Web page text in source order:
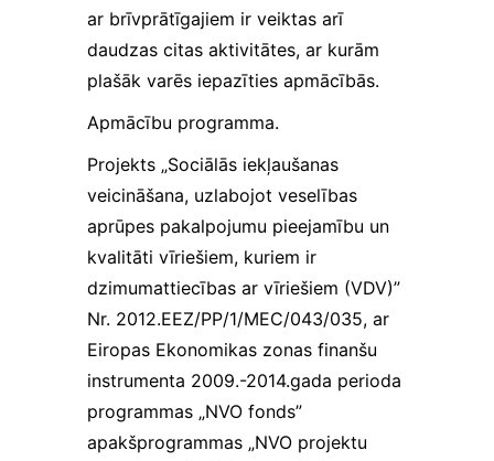
ar brīvprātīgajiem ir veiktas arī
daudzas citas aktivitātes, ar kurām
plašāk varēs iepazīties apmācībās.
Apmācību programma.
Projekts „Sociālās iekļaušanas
veicināšana, uzlabojot veselības
aprūpes pakalpojumu pieejamību un
kvalitāti vīriešiem, kuriem ir
dzimumattiecības ar vīriešiem (VDV)”
Nr. 2012.EEZ/PP/1/MEC/043/035, ar
Eiropas Ekonomikas zonas finanšu
instrumenta 2009.-2014.gada perioda
programmas „NVO fonds”
apakšprogrammas „NVO projektu